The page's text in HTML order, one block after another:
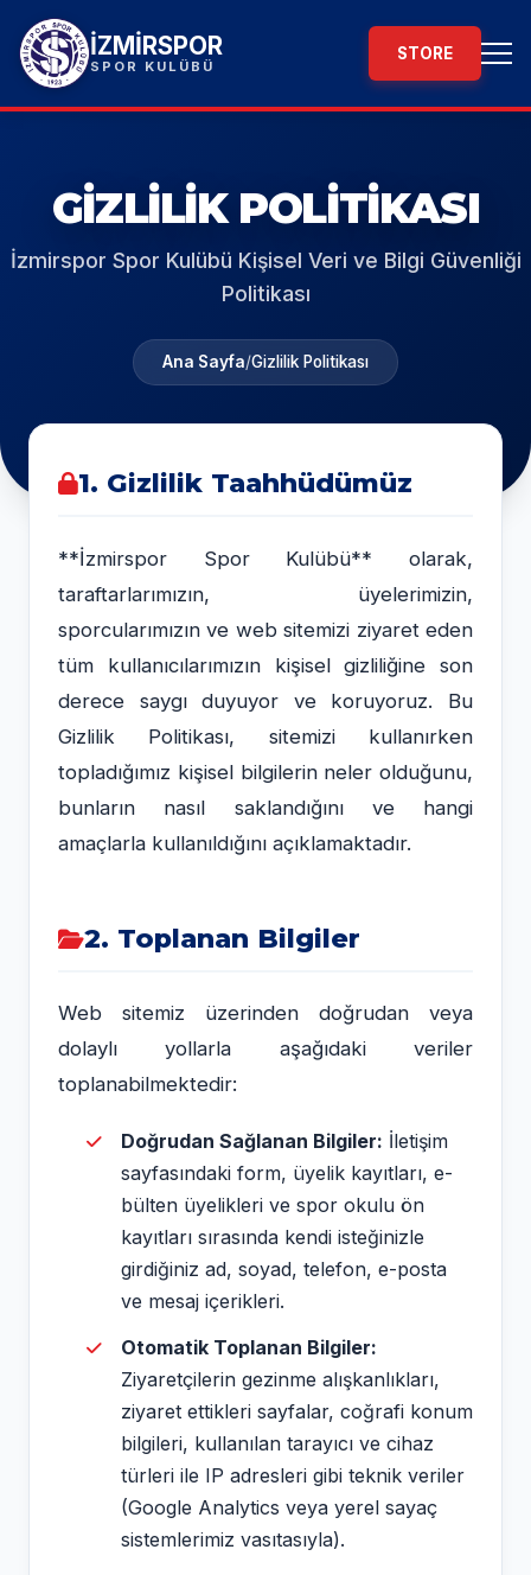
İZMİRSPOR
SPOR KULÜBÜ
STORE
GIZLILIK POLITIKASI
İzmirspor Spor Kulübü Kişisel Veri ve Bilgi Güvenliği
Politikası
Ana Sayfa/Gizlilik Politikası
1. Gizlilik Taahhüdümüz
**İzmirspor Spor Kulübü** olarak,
taraftarlarımızın, üyelerimizin,
sporcularımızın ve web sitemizi ziyaret eden
tüm kullanıcılarımızın kişisel gizliliğine son
derece saygı duyuyor ve koruyoruz. Bu
Gizlilik Politikası, sitemizi kullanırken
topladığımız kişisel bilgilerin neler olduğunu,
bunların nasıl saklandığını ve hangi
amaçlarla kullanıldığını açıklamaktadır.
2. Toplanan Bilgiler
Web sitemiz üzerinden doğrudan veya
dolaylı yollarla aşağıdaki veriler
toplanabilmektedir:
Doğrudan Sağlanan Bilgiler: İletişim
sayfasındaki form, üyelik kayıtları, e-
bülten üyelikleri ve spor okulu ön
kayıtları sırasında kendi isteğinizle
girdiğiniz ad, soyad, telefon, e-posta
ve mesaj içerikleri.
Otomatik Toplanan Bilgiler:
Ziyaretçilerin gezinme alışkanlıkları,
ziyaret ettikleri sayfalar, coğrafi konum
bilgileri, kullanılan tarayıcı ve cihaz
türleri ile IP adresleri gibi teknik veriler
(Google Analytics veya yerel sayaç
sistemlerimiz vasıtasıyla).